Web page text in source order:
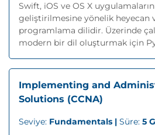
Swift, iOS ve OS X
geliştirilmesine yönelik heyecan
programlama dilidir. Üzerinde
modern bir dil oluşturmak için
Implementing and
Solutions (CCNA)
Seviye: Fundamentals | Süre: 5